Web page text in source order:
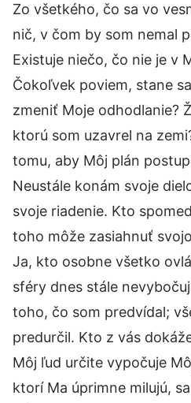
Zo všetkého, čo sa vo
nič, v čom by som nemal
Existuje niečo, čo nie je v
Čokoľvek poviem, stane
zmeniť Moje odhodlanie?
ktorú som uzavrel na
tomu, aby Môj plán
Neustále konám svoje
svoje riadenie. Kto
toho môže zasiahnuť
Ja, kto osobne všetko
sféry dnes stále
toho, čo som predvídal;
predurčil. Kto z vás
Môj ľud určite vypočuje
ktorí Ma úprimne milujú,